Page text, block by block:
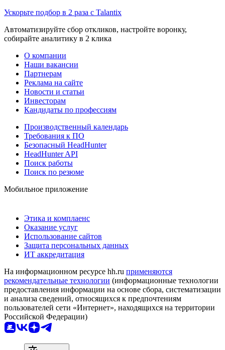
Ускорьте подбор в 2 раза с Talantix
Автоматизируйте сбор откликов, настройте воронку,
собирайте аналитику в 2 клика
О компании
Наши вакансии
Партнерам
Реклама на сайте
Новости и статьи
Инвесторам
Кандидаты по профессиям
Производственный календарь
Требования к ПО
Безопасный HeadHunter
HeadHunter API
Поиск работы
Поиск по резюме
Мобильное приложение
Этика и комплаенс
Оказание услуг
Использование сайтов
Защита персональных данных
ИТ аккредитация
На информационном ресурсе hh.ru применяются
рекомендательные технологии (информационные технологии
предоставления информации на основе сбора, систематизации
и анализа сведений, относящихся к предпочтениям
пользователей сети «Интернет», находящихся на территории
Российской Федерации)